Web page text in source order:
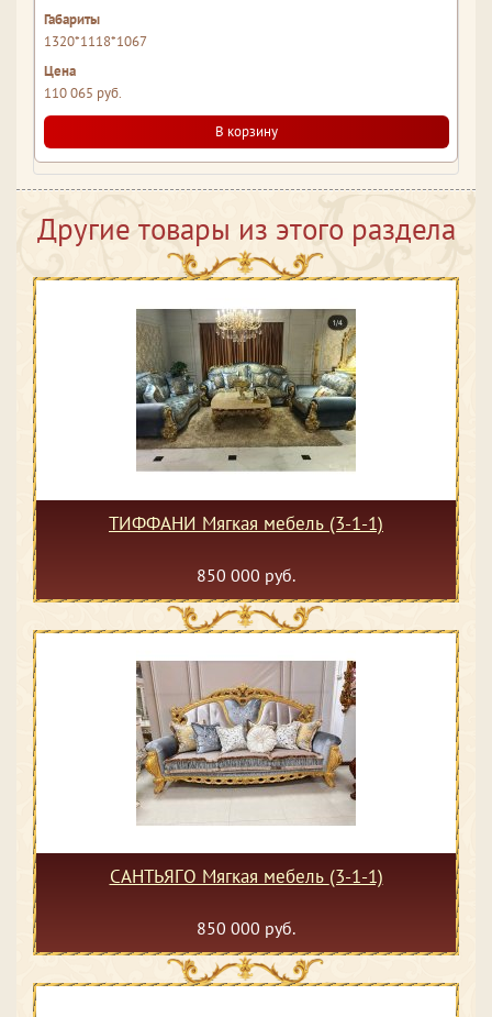
1320*1118*1067
110 065 руб.
В корзину
Другие товары из этого раздела
ТИФФАНИ Мягкая мебель (3-1-1)
850 000 руб.
САНТЬЯГО Мягкая мебель (3-1-1)
850 000 руб.